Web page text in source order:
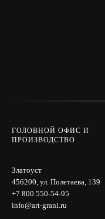
ГОЛОВНОЙ ОФИС И
ПРОИЗВОДСТВО
Златоуст
456200, ул. Полетаева, 139
+7 800 550-54-95
info@art-grani.ru